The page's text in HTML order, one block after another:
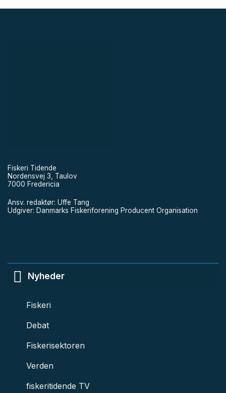
Fiskeri Tidende
Nordensvej 3, Taulov
7000 Fredericia
Ansv. redaktør: Uffe Tang
Udgiver: Danmarks Fiskeriforening Producent Organisation
Nyheder
Fiskeri
Debat
Fiskerisektoren
Verden
fiskeritidende TV